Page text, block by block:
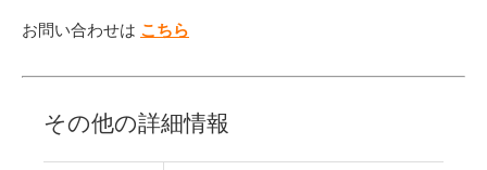
お問い合わせは こちら
その他の詳細情報